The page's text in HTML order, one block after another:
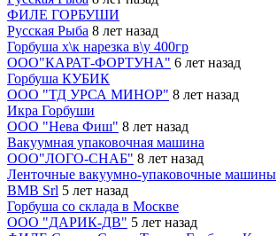
ФИЛЕ ГОРБУШИ
Русская Рыба 8 лет назад
Горбуша х\к нарезка в\у 400гр
ООО"КАРАТ-ФОРТУНА" 6 лет назад
Горбуша КУБИК
ООО "ТД УРСА МИНОР" 8 лет назад
Икра Горбуши
ООО "Нева Фиш" 8 лет назад
Вакуумная упаковочная машина
ООО"ЛОГО-СНАБ" 8 лет назад
Ленточные вакуумно-упаковочные машины
BMB Srl 5 лет назад
Горбуша со склада в Москве
ООО "ДАРИК-ДВ" 5 лет назад